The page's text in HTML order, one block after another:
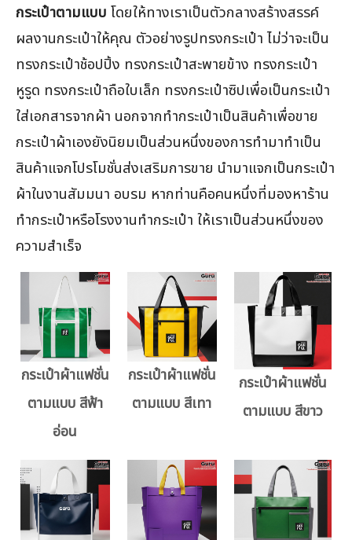
กระเป๋าตามแบบ โดยให้ทางเราเป็นตัวกลางสร้างสรรค์
ผลงานกระเป๋าให้คุณ ตัวอย่างรูปทรงกระเป๋า ไม่ว่าจะเป็น
ทรงกระเป๋าช้อปปิ้ง ทรงกระเป๋าสะพายข้าง ทรงกระเป๋า
หูรูด ทรงกระเป๋าถือใบเล็ก ทรงกระเป๋าซิปเพื่อเป็นกระเป๋า
ใส่เอกสารจากผ้า นอกจากทำกระเป๋าเป็นสินค้าเพื่อขาย
กระเป๋าผ้าเองยังนิยมเป็นส่วนหนึ่งของการทำมาทำเป็น
สินค้าแจกโปรโมชั่นส่งเสริมการขาย นำมาแจกเป็นกระเป๋า
ผ้าในงานสัมมนา อบรม หากท่านคือคนหนึ่งที่มองหาร้าน
ทำกระเป๋าหรือโรงงานทำกระเป๋า ให้เราเป็นส่วนหนึ่งของ
ความสำเร็จ
กระเป๋าผ้าแฟชั่น
ตามแบบ สีฟ้า
อ่อน
กระเป๋าผ้าแฟชั่น
ตามแบบ สีเทา
กระเป๋าผ้าแฟชั่น
ตามแบบ สีขาว